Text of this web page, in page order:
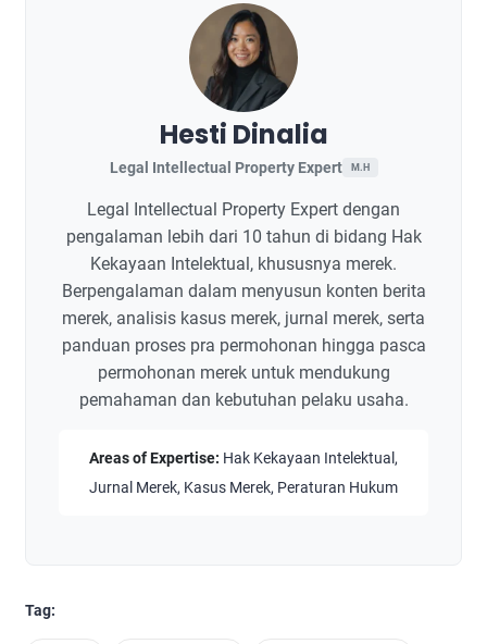
Hesti Dinalia
Legal Intellectual Property Expert M.H
Legal Intellectual Property Expert dengan
pengalaman lebih dari 10 tahun di bidang Hak
Kekayaan Intelektual, khususnya merek.
Berpengalaman dalam menyusun konten berita
merek, analisis kasus merek, jurnal merek, serta
panduan proses pra permohonan hingga pasca
permohonan merek untuk mendukung
pemahaman dan kebutuhan pelaku usaha.
Areas of Expertise: Hak Kekayaan Intelektual,
Jurnal Merek, Kasus Merek, Peraturan Hukum
Tag: